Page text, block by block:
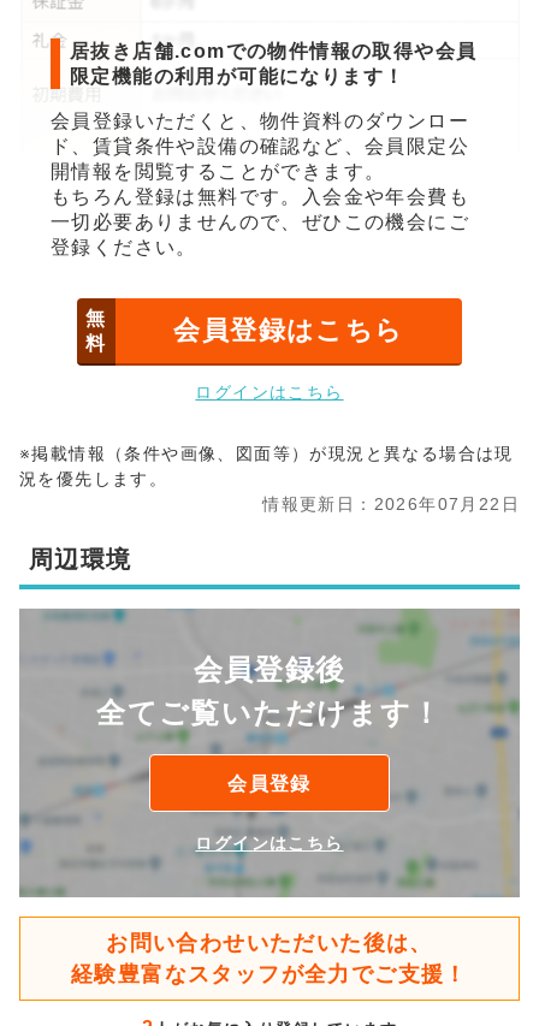
居抜き店舗.comでの物件情報の取得や会員
限定機能の利用が可能になります！
会員登録いただくと、物件資料のダウンロー
ド、賃貸条件や設備の確認など、会員限定公
開情報を閲覧することができます。
もちろん登録は無料です。入会金や年会費も
一切必要ありませんので、ぜひこの機会にご
登録ください。
無
料
会員登録はこちら
ログインはこちら
※掲載情報（条件や画像、図面等）が現況と異なる場合は現
況を優先します。
情報更新日：2026年07月22日
周辺環境
会員登録後
全てご覧いただけます！
会員登録
ログインはこちら
お問い合わせいただいた後は、
経験豊富なスタッフが全力でご支援！